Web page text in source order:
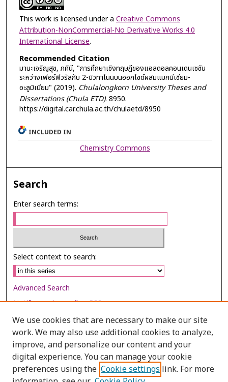
This work is licensed under a Creative Commons
Attribution-NonCommercial-No Derivative Works 4.0
International License.
Recommended Citation
มานะเจริญสุข, ภคินี, "การศึกษาเชิงทฤษฎีของแอลดอลคอนเดนเซชัน
ระหว่างเฟอร์ฟิวรัลกับ 2-บิวทาโนนบนออกไซด์ผสมแมกนีเซียม-
อะลูมิเนียม" (2019). Chulalongkorn University Theses and
Dissertations (Chula ETD). 8950.
https://digital.car.chula.ac.th/chulaetd/8950
INCLUDED IN
Chemistry Commons
Search
Enter search terms:
Select context to search:
Advanced Search
Notify me via email orRSS
Browse
Collections
Disciplines
Authors
We use cookies that are necessary to make our site
work. We may also use additional cookies to analyze,
improve, and personalize our content and your
digital experience. You can manage your cookie
preferences using the Cookie settings link. For more